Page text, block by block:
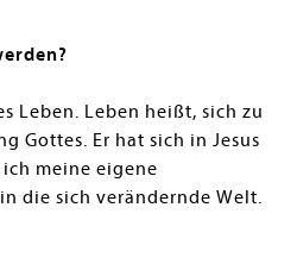
Leben. Leben heißt, sich zu
Gottes. Er hat sich in Jesus
meine eigene
die sich verändernde Welt.